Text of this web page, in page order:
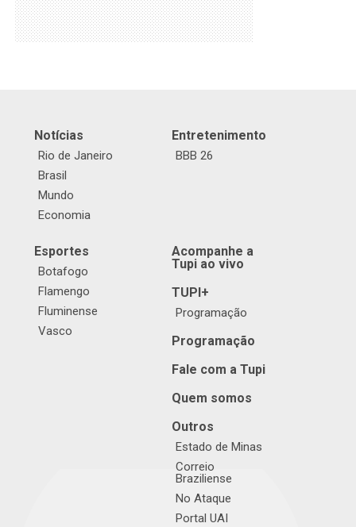
Notícias
Rio de Janeiro
Brasil
Mundo
Economia
Entretenimento
BBB 26
Esportes
Botafogo
Flamengo
Fluminense
Vasco
Acompanhe a
Tupi ao vivo
TUPI+
Programação
Programação
Fale com a Tupi
Quem somos
Outros
Estado de Minas
Correio
Braziliense
No Ataque
Portal UAI